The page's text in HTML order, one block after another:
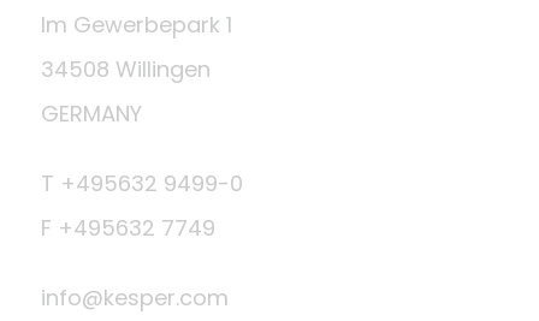
Im Gewerbepark 1
34508 Willingen
GERMANY
T +495632 9499-0
F +495632 7749
info@kesper.com